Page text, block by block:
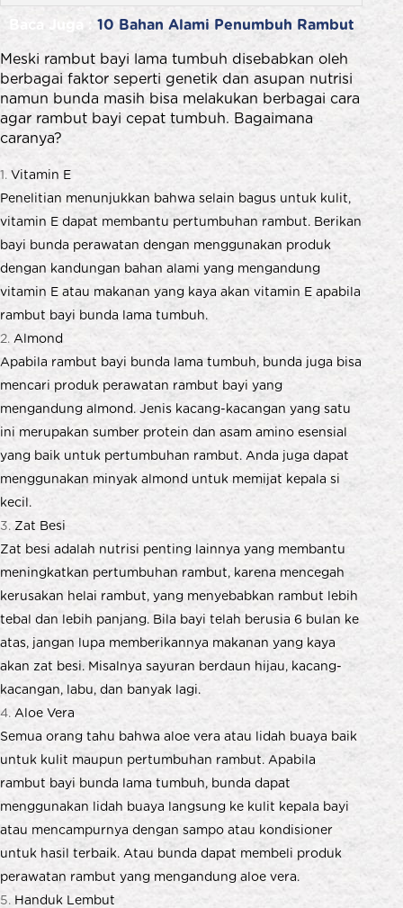
Baca Juga : 10 Bahan Alami Penumbuh Rambut
Meski rambut bayi lama tumbuh disebabkan oleh
berbagai faktor seperti genetik dan asupan nutrisi
namun bunda masih bisa melakukan berbagai cara
agar rambut bayi cepat tumbuh. Bagaimana
caranya?
Vitamin E
Penelitian menunjukkan bahwa selain bagus untuk kulit,
vitamin E dapat membantu pertumbuhan rambut. Berikan
bayi bunda perawatan dengan menggunakan produk
dengan kandungan bahan alami yang mengandung
vitamin E atau makanan yang kaya akan vitamin E apabila
rambut bayi bunda lama tumbuh.
Almond
Apabila rambut bayi bunda lama tumbuh, bunda juga bisa
mencari produk perawatan rambut bayi yang
mengandung almond. Jenis kacang-kacangan yang satu
ini merupakan sumber protein dan asam amino esensial
yang baik untuk pertumbuhan rambut. Anda juga dapat
menggunakan minyak almond untuk memijat kepala si
kecil.
Zat Besi
Zat besi adalah nutrisi penting lainnya yang membantu
meningkatkan pertumbuhan rambut, karena mencegah
kerusakan helai rambut, yang menyebabkan rambut lebih
tebal dan lebih panjang. Bila bayi telah berusia 6 bulan ke
atas, jangan lupa memberikannya makanan yang kaya
akan zat besi. Misalnya sayuran berdaun hijau, kacang-
kacangan, labu, dan banyak lagi.
Aloe Vera
Semua orang tahu bahwa aloe vera atau lidah buaya baik
untuk kulit maupun pertumbuhan rambut. Apabila
rambut bayi bunda lama tumbuh, bunda dapat
menggunakan lidah buaya langsung ke kulit kepala bayi
atau mencampurnya dengan sampo atau kondisioner
untuk hasil terbaik. Atau bunda dapat membeli produk
perawatan rambut yang mengandung aloe vera.
Handuk Lembut